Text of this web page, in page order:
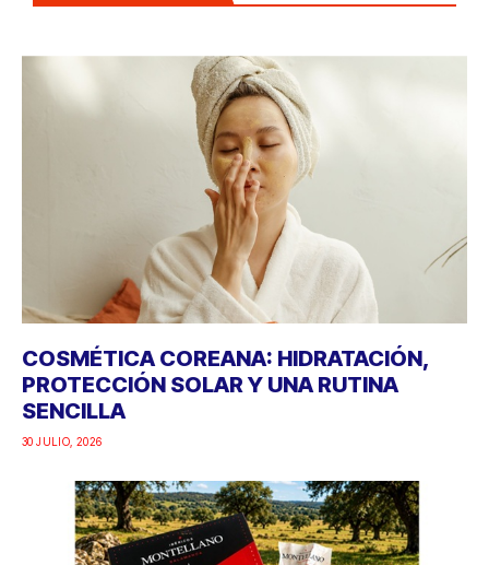
COSMÉTICA COREANA: HIDRATACIÓN,
PROTECCIÓN SOLAR Y UNA RUTINA
SENCILLA
30 JULIO, 2026